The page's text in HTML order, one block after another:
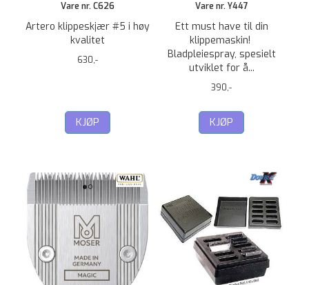
Vare nr. C626
Artero klippeskjær #5 i høy
kvalitet
630,-
KJØP
Vare nr. Y447
Ett must have til din
klippemaskin!
Bladpleiespray, spesielt
utviklet for å...
390,-
KJØP